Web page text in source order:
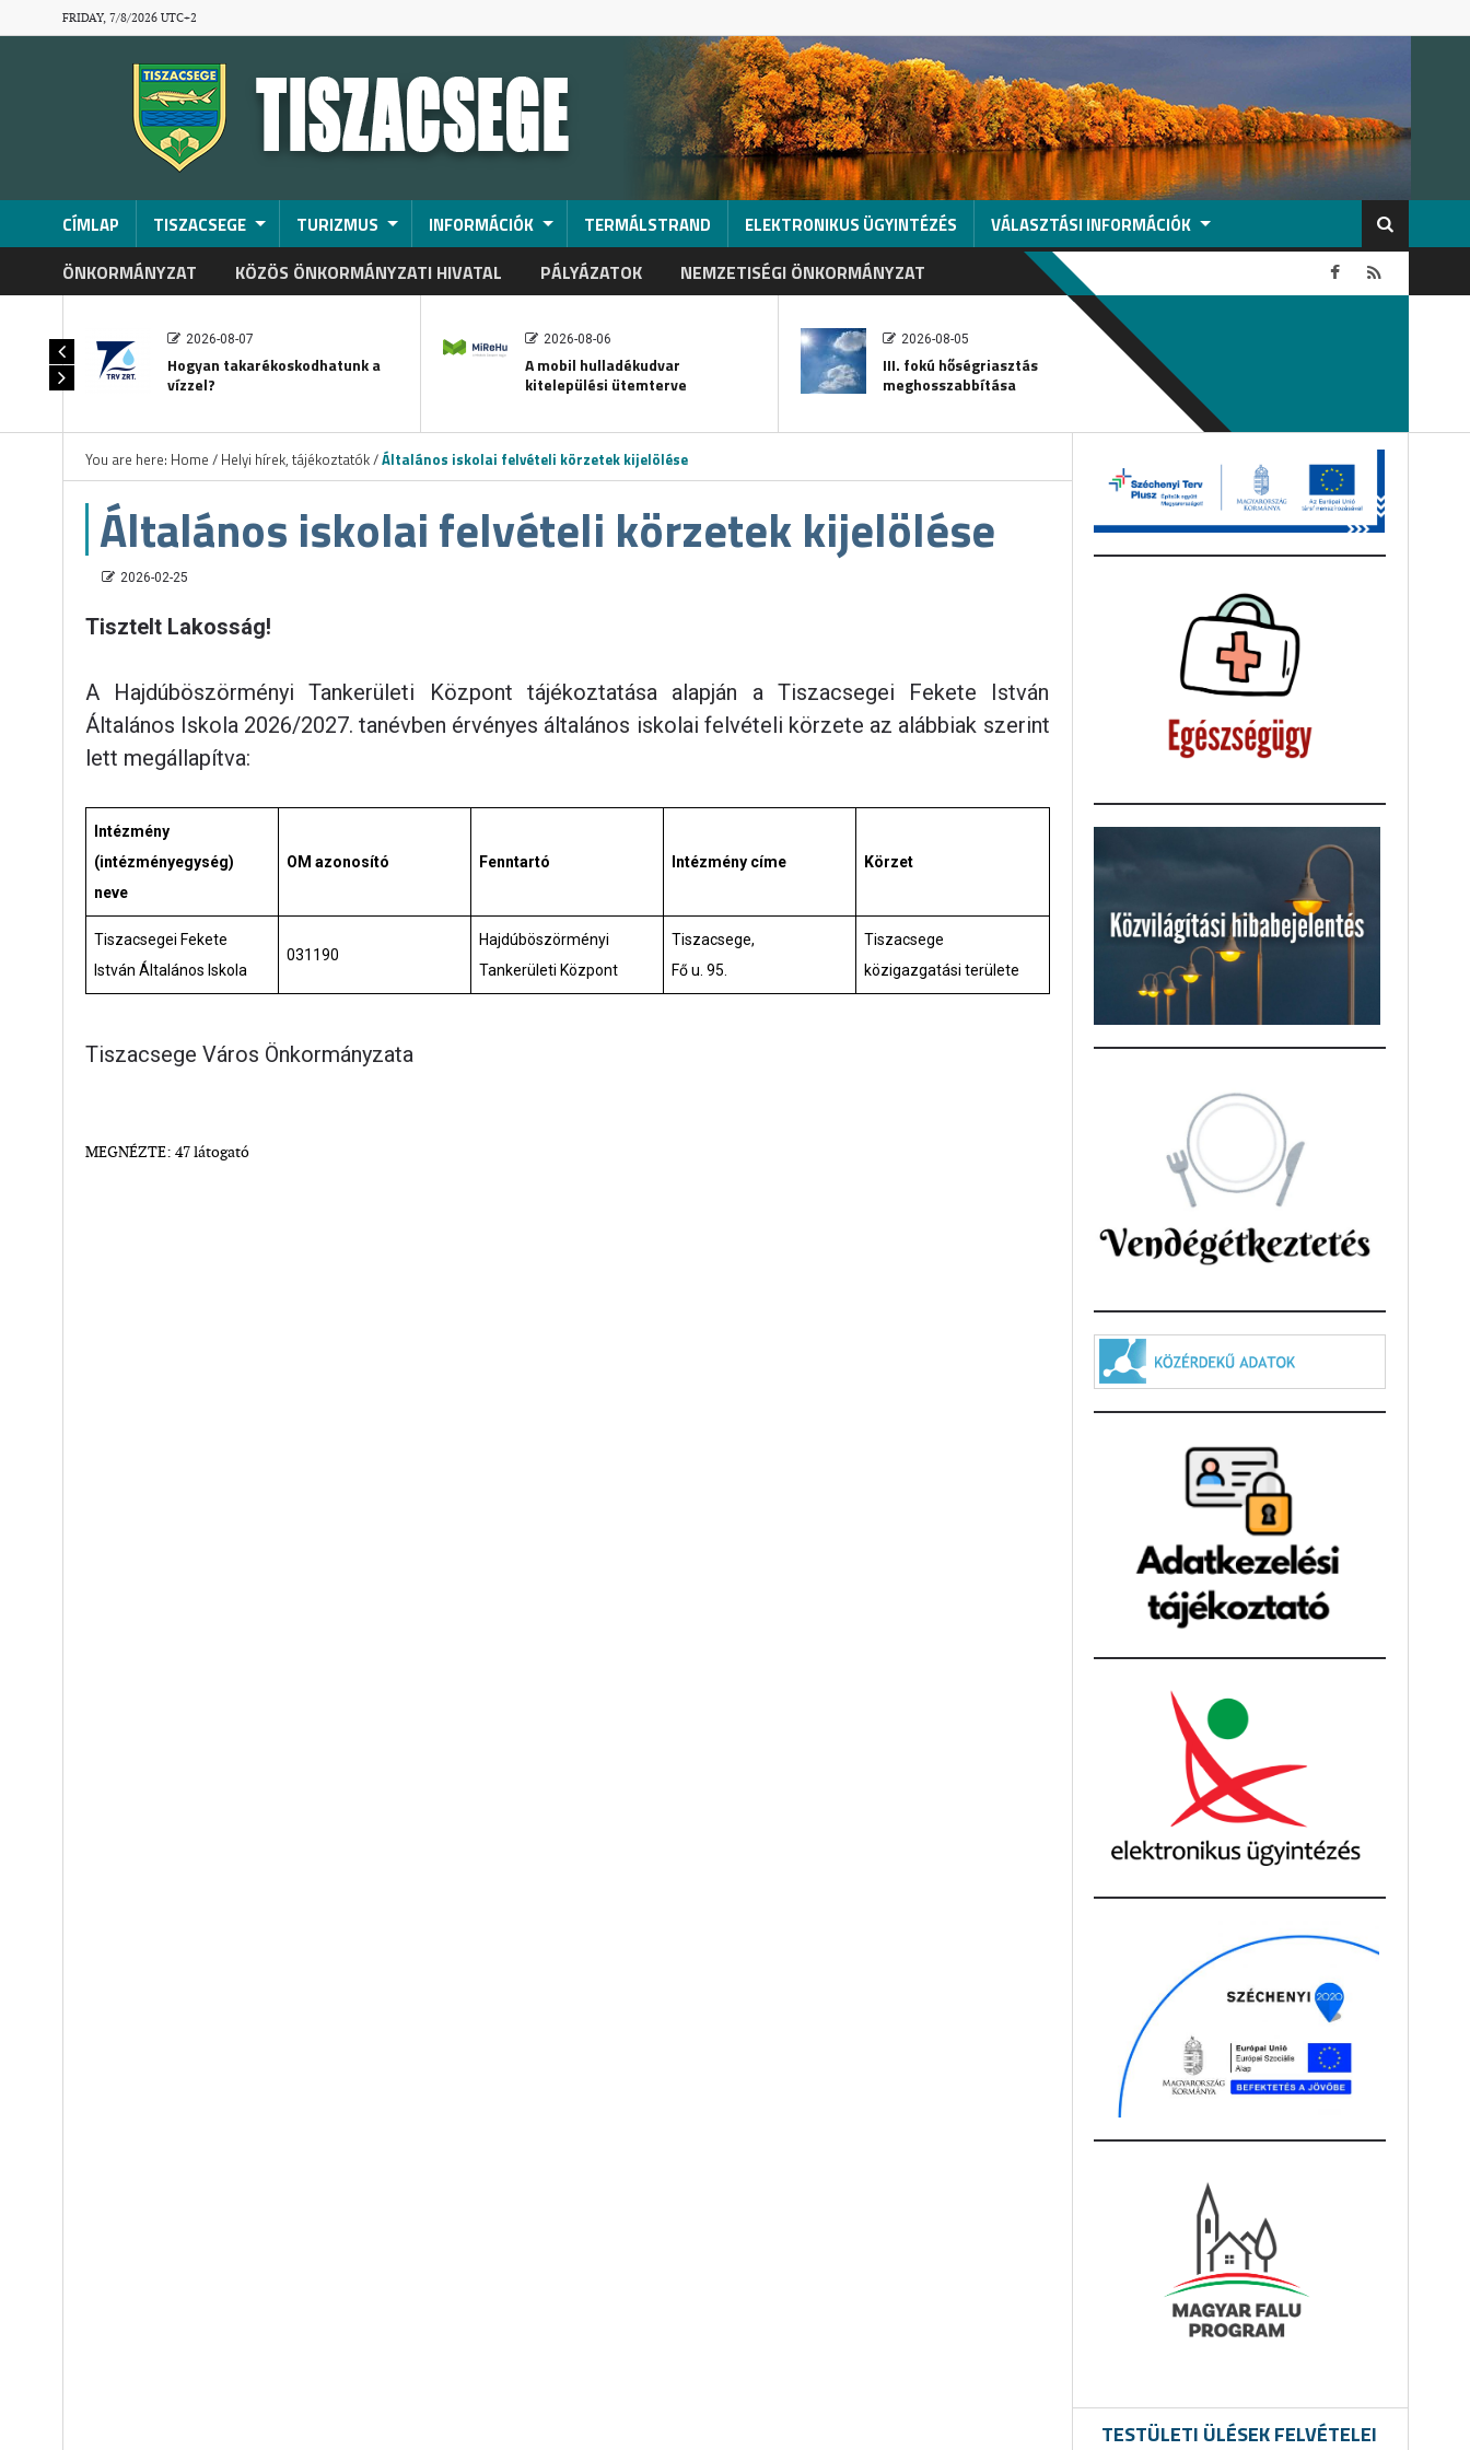
FRIDAY, 7/8/2026 UTC+2
CÍMLAP TISZACSEGE TURIZMUS INFORMÁCIÓK TERMÁLSTRAND ELEKTRONIKUS ÜGYINTÉZÉS VÁLASZTÁSI INFORMÁCIÓK
ÖNKORMÁNYZAT KÖZÖS ÖNKORMÁNYZATI HIVATAL PÁLYÁZATOK NEMZETISÉGI ÖNKORMÁNYZAT
2026-08-07
Hogyan takarékoskodhatunk a
vízzel?
2026-08-06
A mobil hulladékudvar
kitelepülési ütemterve
2026-08-05
III. fokú hőségriasztás
meghosszabbítása
You are here: Home / Helyi hírek, tájékoztatók/Általános iskolai felvételi körzetek kijelölése
Általános iskolai felvételi körzetek kijelölése
2026-02-25
Tisztelt Lakosság!
A Hajdúböszörményi Tankerületi Központ tájékoztatása alapján a Tiszacsegei Fekete István
Általános Iskola 2026/2027. tanévben érvényes általános iskolai felvételi körzete az alábbiak szerint
lett megállapítva:
Intézmény
(intézményegység)
neve
OM azonosító Fenntartó Intézmény címe Körzet
Tiszacsegei Fekete
István Általános Iskola
031190
Hajdúböszörményi
Tankerületi Központ
Tiszacsege,
Fő u. 95.
Tiszacsege
közigazgatási területe
Tiszacsege Város Önkormányzata
MEGNÉZTE: 47 látogató
TESTÜLETI ÜLÉSEK FELVÉTELEI